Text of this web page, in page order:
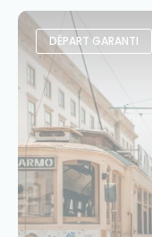
DÉPART GARANTI